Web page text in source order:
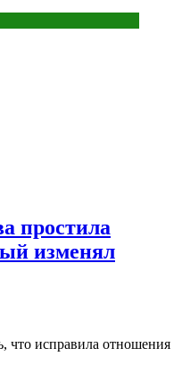
простила
изменял
что исправила отношения